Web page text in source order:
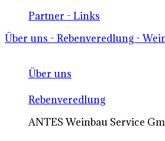
Partner - Links
Über uns - Rebenveredlung -
Über uns
Rebenveredlung
ANTES Weinbau Service